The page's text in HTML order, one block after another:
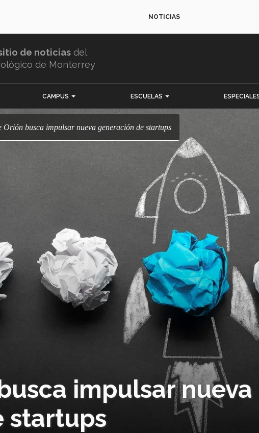
NOTICIAS
de noticias del
de Monterrey
CAMPUS ESCUELAS
Orión busca impulsar nueva generación de startups
impulsar nueva
startups